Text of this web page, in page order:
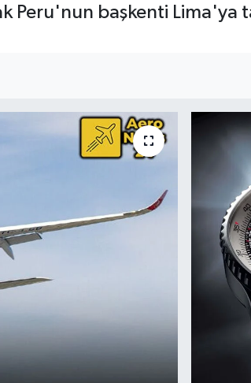
Peru'nun başkenti Lima'ya